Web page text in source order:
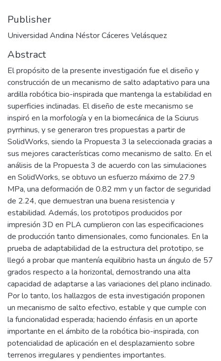
Publisher
Universidad Andina Néstor Cáceres Velásquez
Abstract
El propósito de la presente investigación fue el diseño y
construcción de un mecanismo de salto adaptativo para una
ardilla robótica bio-inspirada que mantenga la estabilidad en
superficies inclinadas. El diseño de este mecanismo se
inspiró en la morfología y en la biomecánica de la Sciurus
pyrrhinus, y se generaron tres propuestas a partir de
SolidWorks, siendo la Propuesta 3 la seleccionada gracias a
sus mejores características como mecanismo de salto. En el
análisis de la Propuesta 3 de acuerdo con las simulaciones
en SolidWorks, se obtuvo un esfuerzo máximo de 27.9
MPa, una deformación de 0.82 mm y un factor de seguridad
de 2.24, que demuestran una buena resistencia y
estabilidad. Además, los prototipos producidos por
impresión 3D en PLA cumplieron con las especificaciones
de producción tanto dimensionales, como funcionales. En la
prueba de adaptabilidad de la estructura del prototipo, se
llegó a probar que mantenía equilibrio hasta un ángulo de 57
grados respecto a la horizontal, demostrando una alta
capacidad de adaptarse a las variaciones del plano inclinado.
Por lo tanto, los hallazgos de esta investigación proponen
un mecanismo de salto efectivo, estable y que cumple con
la funcionalidad esperada; haciendo énfasis en un aporte
importante en el ámbito de la robótica bio-inspirada, con
potencialidad de aplicación en el desplazamiento sobre
terrenos irregulares y pendientes importantes.